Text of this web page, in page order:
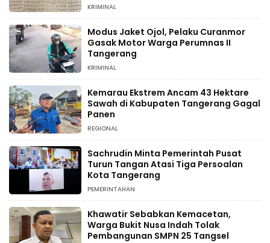
KRIMINAL
Modus Jaket Ojol, Pelaku Curanmor
Gasak Motor Warga Perumnas II
Tangerang
KRIMINAL
Kemarau Ekstrem Ancam 43 Hektare
Sawah di Kabupaten Tangerang Gagal
Panen
REGIONAL
Sachrudin Minta Pemerintah Pusat
Turun Tangan Atasi Tiga Persoalan
Kota Tangerang
PEMERINTAHAN
Khawatir Sebabkan Kemacetan,
Warga Bukit Nusa Indah Tolak
Pembangunan SMPN 25 Tangsel